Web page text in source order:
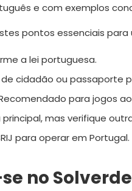
e com exemplos
pontos essenciais para
a lei portuguesa.
cidadão ou passaporte
para jogos ao
mas verifique
para operar em Portugal.
no Solverde